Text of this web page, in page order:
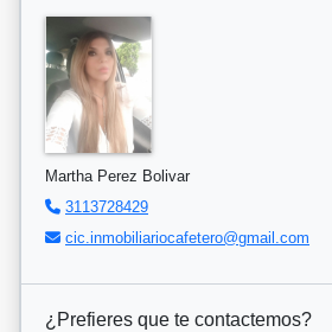
Martha Perez Bolivar
3113728429
cic.inmobiliariocafetero@gmail.com
¿Prefieres que te contactemos?